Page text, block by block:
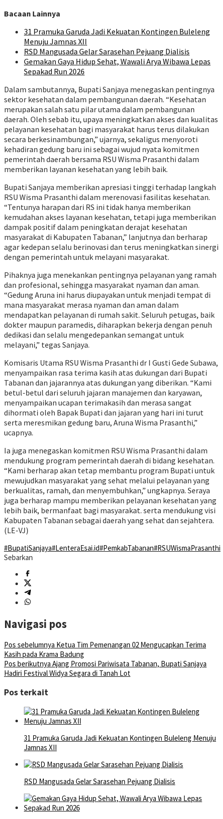
Bacaan Lainnya
31 Pramuka Garuda Jadi Kekuatan Kontingen Buleleng
Menuju Jamnas XII
RSD Mangusada Gelar Sarasehan Pejuang Dialisis
Gemakan Gaya Hidup Sehat, Wawali Arya Wibawa Lepas
Sepakad Run 2026
Dalam sambutannya, Bupati Sanjaya menegaskan pentingnya
sektor kesehatan dalam pembangunan daerah. “Kesehatan
merupakan salah satu pilar utama dalam pembangunan
daerah. Oleh sebab itu, upaya meningkatkan akses dan kualitas
pelayanan kesehatan bagi masyarakat harus terus dilakukan
secara berkesinambungan,” ujarnya, sekaligus menyoroti
kehadiran gedung baru ini sebagai wujud nyata komitmen
pemerintah daerah bersama RSU Wisma Prasanthi dalam
memberikan layanan kesehatan yang lebih baik.
Bupati Sanjaya memberikan apresiasi tinggi terhadap langkah
RSU Wisma Prasanthi dalam merenovasi fasilitas kesehatan.
“Tentunya harapan dari RS ini tidak hanya memberikan
kemudahan akses layanan kesehatan, tetapi juga memberikan
dampak positif dalam peningkatan derajat kesehatan
masyarakat di Kabupaten Tabanan,” lanjutnya dan berharap
agar kedepan selalu berinovasi dan terus meningkatkan sinergi
dengan pemerintah untuk melayani masyarakat.
Pihaknya juga menekankan pentingnya pelayanan yang ramah
dan profesional, sehingga masyarakat nyaman dan aman.
“Gedung Aruna ini harus diupayakan untuk menjadi tempat di
mana masyarakat merasa nyaman dan aman dalam
mendapatkan pelayanan di rumah sakit. Seluruh petugas, baik
dokter maupun paramedis, diharapkan bekerja dengan penuh
dedikasi dan selalu mengedepankan semangat untuk
melayani,” tegas Sanjaya.
Komisaris Utama RSU Wisma Prasanthi dr I Gusti Gede Subawa,
menyampaikan rasa terima kasih atas dukungan dari Bupati
Tabanan dan jajarannya atas dukungan yang diberikan. “Kami
betul-betul dari seluruh jajaran manajemen dan karyawan,
menyampaikan ucapan terimakasih dan merasa sangat
dihormati oleh Bapak Bupati dan jajaran yang hari ini turut
serta meresmikan gedung baru, Aruna Wisma Prasanthi,”
ucapnya.
Ia juga menegaskan komitmen RSU Wisma Prasanthi dalam
mendukung program pemerintah daerah di bidang kesehatan.
“Kami berharap akan tetap membantu program Bupati untuk
mewujudkan masyarakat yang sehat melalui pelayanan yang
berkualitas, ramah, dan menyembuhkan,” ungkapnya. Seraya
juga berharap mampu memberikan pelayanan kesehatan yang
lebih baik, bermanfaat bagi masyarakat. serta mendukung visi
Kabupaten Tabanan sebagai daerah yang sehat dan sejahtera.
(LE-VJ)
#BupatiSanjaya#LenteraEsai.id#PemkabTabanan#RSUWismaPrasanthi
Sebarkan
Navigasi pos
Pos sebelumnya Ketua Tim Pemenangan 02 Mengucapkan Terima
Kasih pada Krama Badung
Pos berikutnya Ajang Promosi Pariwisata Tabanan, Bupati Sanjaya
Hadiri Festival Widya Segara di Tanah Lot
Pos terkait
31 Pramuka Garuda Jadi Kekuatan Kontingen Buleleng Menuju
Jamnas XII
RSD Mangusada Gelar Sarasehan Pejuang Dialisis